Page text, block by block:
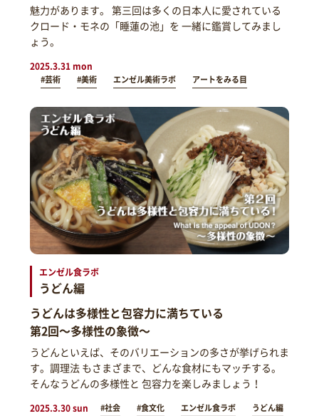
魅力があります。 第三回は多くの日本人に愛されている
クロード・モネの「睡蓮の池」を 一緒に鑑賞してみまし
ょう。
2025.3.31 mon
#芸術 #美術 エンゼル美術ラボ アートをみる目
エンゼル食ラボ
うどん編
うどんは多様性と包容力に満ちている
第2回～多様性の象徴～
うどんといえば、そのバリエーションの多さが挙げられま
す。調理法 もさまざまで、どんな食材にもマッチする。
そんなうどんの多様性と 包容力を楽しみましょう！
2025.3.30 sun #社会 #食文化 エンゼル食ラボ うどん編